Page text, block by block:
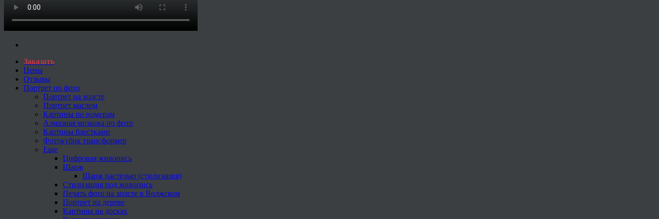
Заказать
Цены
Отзывы
Портрет по фото
Портрет на холсте
Портрет маслом
Картины по номерам
Алмазная мозаика по фото
Картины блестками
Фотокубик трансформер
Еще
Цифровая живопись
Шарж
Шарж пастелью (стилизация)
Стилизация под живопись
Печать фото на холсте в Волжском
Портрет на дереве
Картины на досках